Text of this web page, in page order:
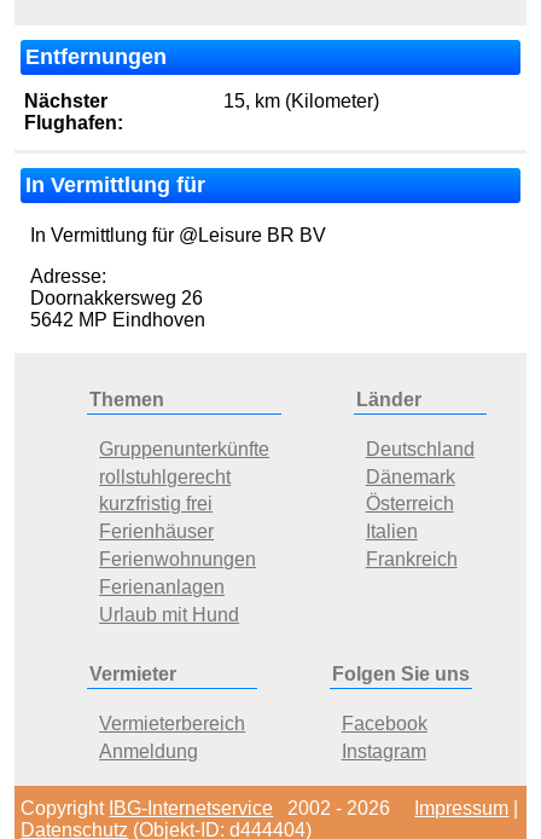
Entfernungen
Nächster
Flughafen:
15, km (Kilometer)
In Vermittlung für
In Vermittlung für @Leisure BR BV
Adresse:
Doornakkersweg 26
5642 MP Eindhoven
Themen
Gruppenunterkünfte
rollstuhlgerecht
kurzfristig frei
Ferienhäuser
Ferienwohnungen
Ferienanlagen
Urlaub mit Hund
Länder
Deutschland
Dänemark
Österreich
Italien
Frankreich
Vermieter
Vermieterbereich
Anmeldung
Folgen Sie uns
Facebook
Instagram
Copyright IBG-Internetservice 2002 - 2026 Impressum
Datenschutz (Objekt-ID: d444404)